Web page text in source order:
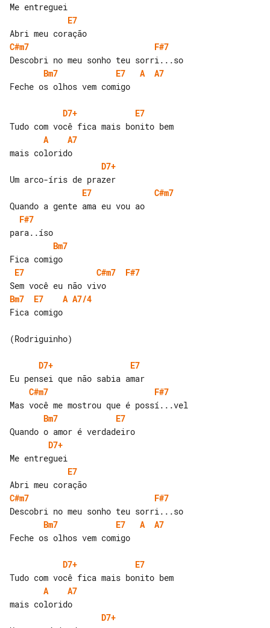
E7
C#m7
F#7
Bm7
E7 A
A7
Feche os olhos vem comigo
D7+
E7
A
A7
D7+
E7
C#m7
F#7
Bm7
E7
C#m7
F#7
Bm7
E7 A A7/4
Fica comigo
(Rodriguinho)
D7+
E7
C#m7
F#7
Bm7
E7
D7+
E7
C#m7
F#7
Bm7
E7 A
A7
Feche os olhos vem comigo
D7+
E7
A
A7
D7+